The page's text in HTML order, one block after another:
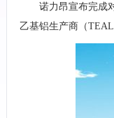
诺力昂宣布完成
乙基铝生产商（